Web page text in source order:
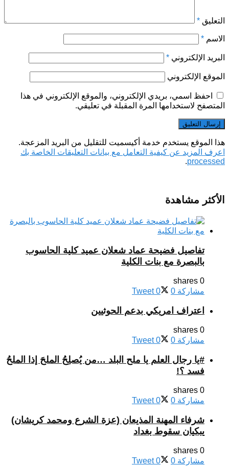
التعليق *
الاسم *
البريد الإلكتروني *
الموقع الإلكتروني
احفظ اسمي، بريدي الإلكتروني، والموقع الإلكتروني في هذا
المتصفح لاستخدامها المرة المقبلة في تعليقي.
هذا الموقع يستخدم خدمة أكيسميت للتقليل من البريد المزعجة.
اعرف المزيد عن كيفية التعامل مع بيانات التعليقات الخاصة بك
processed
.
الأكثر مشاهدة
تفاصيل فضيحة عماد شعلان عميد كلية الحاسوب
بالبصرة مع بنات الكلية
0 shares
مشاركة 0
Tweet 0
اعتراف امريكي بدعم الحوثيين
0 shares
مشاركة 0
Tweet 0
#يا رجال العلم يا ملح البلد …من يُصلِحُ الملحَ إذا الملحُ
فسد ؟!
0 shares
مشاركة 0
Tweet 0
شرفاء المهنة المذيعان (عزة الشرع ومحمد كريشان)
يبكيان سقوط بغداد
0 shares
مشاركة 0
Tweet 0